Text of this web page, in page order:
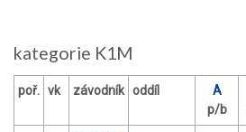
kategorie K1M
poř. vk závodník oddíl
A
p/b